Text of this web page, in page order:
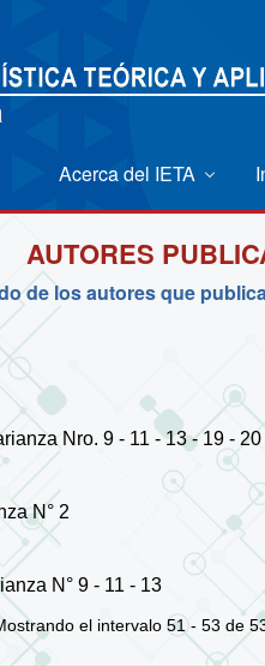
Acerca del IETA
AUTORES
de los autores que
Nro. 9 - 11 - 13 - 19 - 20
N° 2
N° 9 - 11 - 13
el intervalo 51 - 53 de